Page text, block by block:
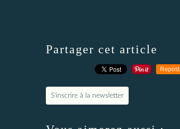
Partager cet article
Repost
S'inscrire à la newsletter